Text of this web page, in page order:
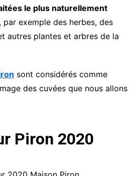
le plus naturellement
par exemple des herbes, des
autres plantes et arbres de la
sont considérés comme
des cuvées que nous allons
Piron 2020